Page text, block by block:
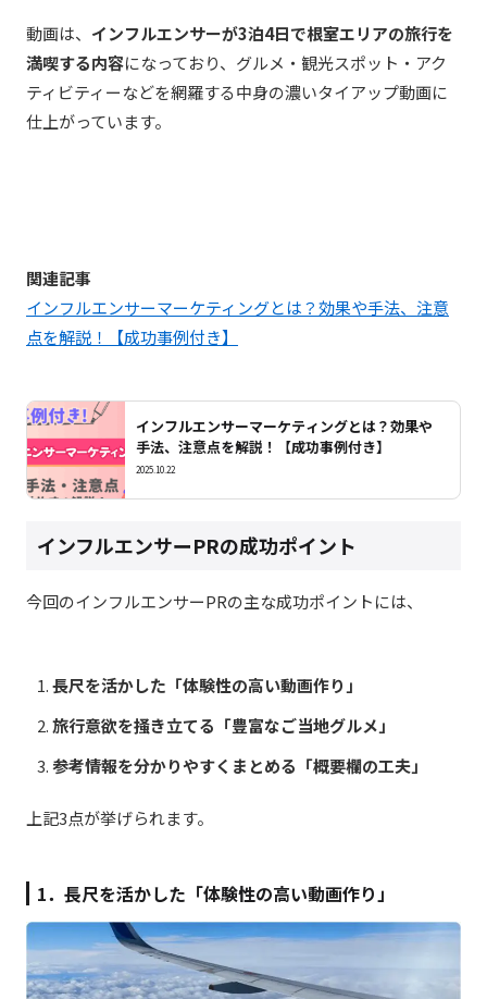
動画は、 インフルエンサーが3泊4日で根室エリアの旅行を
満喫する内容になっており、グルメ・観光スポット・アク
ティビティーなどを網羅する中身の濃いタイアップ動画に
仕上がっています。
関連記事
インフルエンサーマーケティングとは？効果や手法、注意
点を解説！【成功事例付き】
インフルエンサーマーケティングとは？効果や
手法、注意点を解説！【成功事例付き】
2025.10.22
インフルエンサーPRの成功ポイント
今回のインフルエンサーPRの主な成功ポイントには、
長尺を活かした「体験性の高い動画作り」
旅行意欲を掻き立てる「豊富なご当地グルメ」
参考情報を分かりやすくまとめる「概要欄の工夫」
上記3点が挙げられます。
1．長尺を活かした「体験性の高い動画作り」